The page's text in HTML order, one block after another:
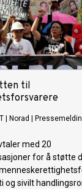
til
Norad
med 20
for å støtte
og sivilt